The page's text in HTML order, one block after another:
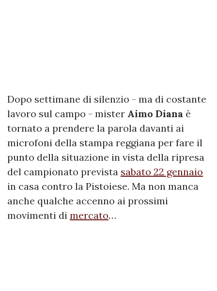
Dopo settimane di silenzio - ma di costante
lavoro sul campo - mister Aimo Diana è
tornato a prendere la parola davanti ai
microfoni della stampa reggiana per fare il
punto della situazione in vista della ripresa
del campionato prevista sabato 22 gennaio
in casa contro la Pistoiese. Ma non manca
anche qualche accenno ai prossimi
movimenti di mercato…